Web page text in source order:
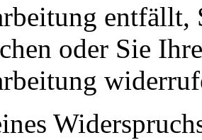
entfällt,
oder Sie